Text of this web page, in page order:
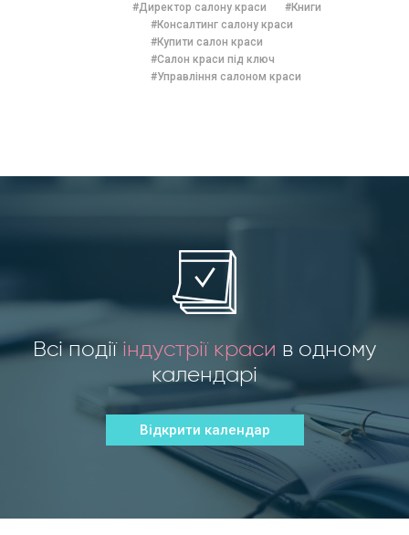
#Директор салону краси
#Книги
#Консалтинг салону краси
#Купити салон краси
#Салон краси під ключ
#Управління салоном краси
Всі події індустрії краси в одному
календарі
Відкрити календар